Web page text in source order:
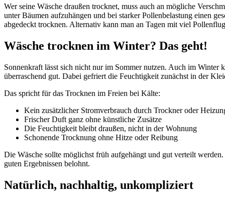
Wer seine Wäsche draußen trocknet, muss auch an mögliche
unter Bäumen aufzuhängen und bei starker Pollenbelastung einen
abgedeckt trocknen. Alternativ kann man an Tagen mit viel
Wäsche trocknen im Winter? Das geht!
Sonnenkraft lässt sich nicht nur im Sommer nutzen. Auch im
überraschend gut. Dabei gefriert die Feuchtigkeit zunächst in der
Das spricht für das Trocknen im Freien bei Kälte:
Kein zusätzlicher Stromverbrauch durch Trockner oder
Frischer Duft ganz ohne künstliche Zusätze
Die Feuchtigkeit bleibt draußen, nicht in der Wohnung
Schonende Trocknung ohne Hitze oder Reibung
Die Wäsche sollte möglichst früh aufgehängt und gut verteilt
guten Ergebnissen belohnt.
Natürlich, nachhaltig, unkompliziert